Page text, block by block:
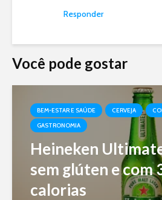
Responder
Você pode gostar
BEM-ESTAR E SAÚDE CERVEJA
GASTRONOMIA
Heineken
sem glúten e com
calorias